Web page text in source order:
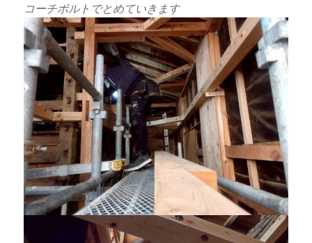
コーチボルトでとめていきます